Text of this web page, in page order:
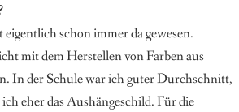
schon immer da gewesen.
mit dem Herstellen von Farben aus
In der Schule war ich guter Durchschnitt,
eher das Aushängeschild. Für die